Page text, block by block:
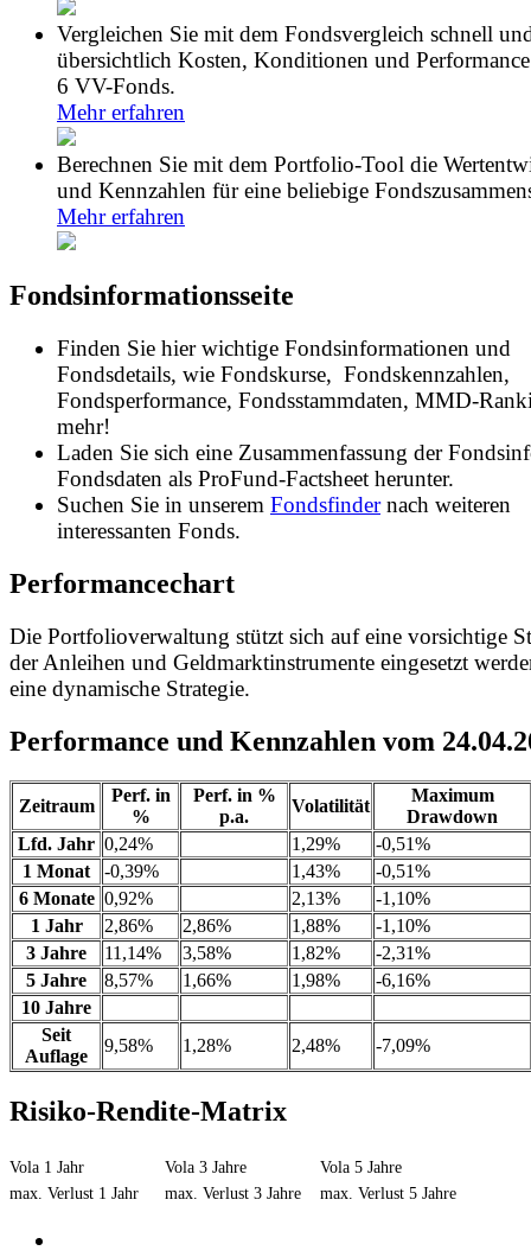
Vergleichen Sie mit dem Fondsvergleich schnell
übersichtlich Kosten, Konditionen und
6 VV-Fonds.
Mehr erfahren
Berechnen Sie mit dem Portfolio-Tool die
und Kennzahlen für eine beliebige
Mehr erfahren
Fondsinformationsseite
Finden Sie hier wichtige Fondsinformationen und
Fondsdetails, wie Fondskurse, Fondskennzahlen,
Fondsperformance, Fondsstammdaten, MMD-
mehr!
Laden Sie sich eine Zusammenfassung der
Fondsdaten als ProFund-Factsheet herunter.
Suchen Sie in unserem Fondsfindernach weiteren
interessanten Fonds.
Performancechart
Die Portfolioverwaltung stützt sich auf eine vorsichtige
der Anleihen und Geldmarktinstrumente eingesetzt
eine dynamische Strategie.
Performance und Kennzahlen vom
Zeitraum
Perf. in
%
Perf. in %
p.a.
Volatilität
Maximum
Drawdown
Lfd. Jahr 0,24% 1,29%
-0,51%
1 Monat
-0,39% 1,43%
-0,51%
6 Monate 0,92% 2,13%
-1,10%
1 Jahr
2,86% 2,86% 1,88%
-1,10%
3 Jahre
11,14% 3,58% 1,82%
-2,31%
5 Jahre
8,57% 1,66% 1,98%
-6,16%
10 Jahre
Seit
Auflage
9,58% 1,28% 2,48% -7,09%
Risiko-Rendite-Matrix
Vola 1 Jahr Vola 3 Jahre
Vola 5 Jahre
max. Verlust 1 Jahr
max. Verlust 3 Jahre max. Verlust 5 Jahre